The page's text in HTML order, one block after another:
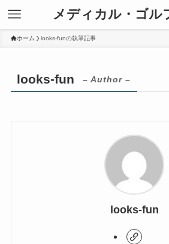
メディカル・ゴル
ホーム looks-funの執筆記事
looks-fun – Author –
looks-fun